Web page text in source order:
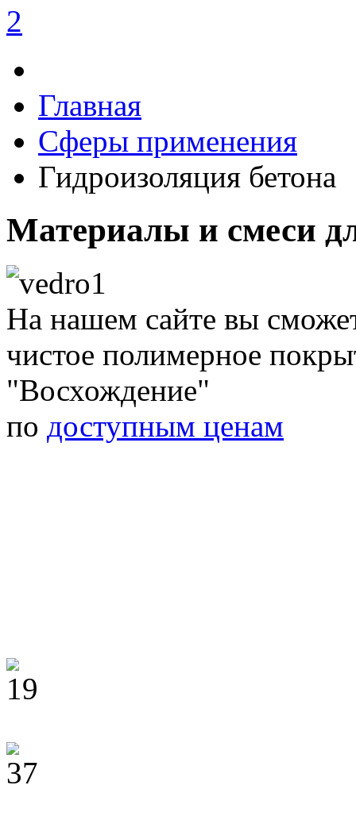
Главная
Сферы применения
Гидроизоляция бетона
Материалы и смеси
На нашем сайте вы
чистое полимерное
"Восхождение"
по доступным ценам